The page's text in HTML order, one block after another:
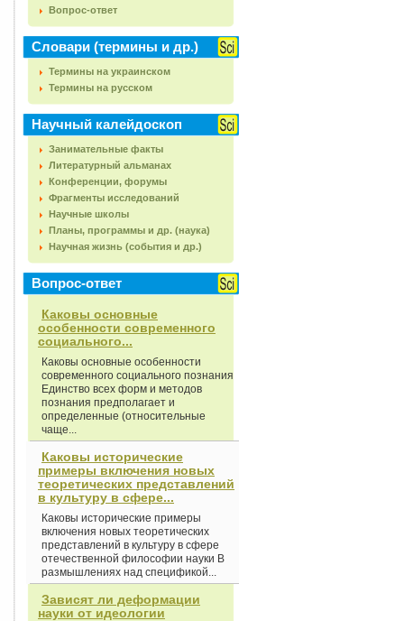
Вопрос-ответ
Словари (термины и др.)
Термины на украинском
Термины на русском
Научный калейдоскоп
Занимательные факты
Литературный альманах
Конференции, форумы
Фрагменты исследований
Научные школы
Планы, программы и др. (наука)
Научная жизнь (события и др.)
Вопрос-ответ
Каковы основные
особенности современного
социального...
Каковы основные особенности
современного социального познания
Единство всех форм и методов
познания предполагает и
определенные (относительные
чаще...
Каковы исторические
примеры включения новых
теоретических представлений
в культуру в сфере...
Каковы исторические примеры
включения новых теоретических
представлений в культуру в сфере
отечественной философии науки В
размышлениях над спецификой...
Зависят ли деформации
науки от идеологии